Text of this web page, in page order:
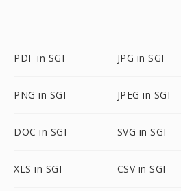
PDF in SGI JPG in SGI
PNG in SGI JPEG in SGI
DOC in SGI SVG in SGI
XLS in SGI CSV in SGI